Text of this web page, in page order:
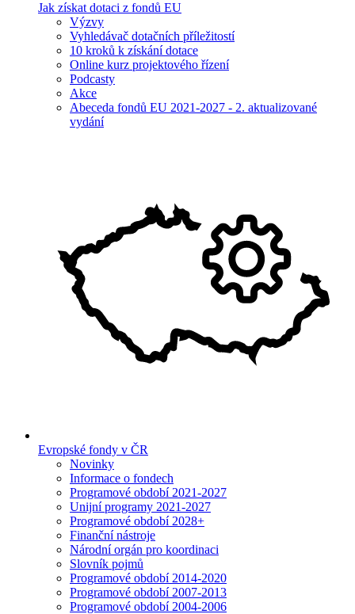
Jak získat dotaci z fondů EU
Výzvy
Vyhledávač dotačních příležitostí
10 kroků k získání dotace
Online kurz projektového řízení
Podcasty
Akce
Abeceda fondů EU 2021-2027 - 2. aktualizované
vydání
Evropské fondy v ČR
Novinky
Informace o fondech
Programové období 2021-2027
Unijní programy 2021-2027
Programové období 2028+
Finanční nástroje
Národní orgán pro koordinaci
Slovník pojmů
Programové období 2014-2020
Programové období 2007-2013
Programové období 2004-2006